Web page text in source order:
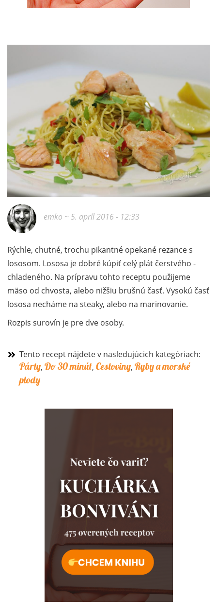
emko ~ 5. apríl 2016 - 12:33
Rýchle, chutné, trochu pikantné opekané rezance s
lososom. Lososa je dobré kúpiť celý plát čerstvého -
chladeného. Na prípravu tohto receptu použijeme
mäso od chvosta, alebo nižšiu brušnú časť. Vysokú časť
lososa necháme na steaky, alebo na marinovanie.
Rozpis surovín je pre dve osoby.
Tento recept nájdete v nasledujúcich kategóriach:
Párty, Do 30 minút, Cestoviny, Ryby a morské
plody